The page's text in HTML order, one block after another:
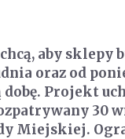
aby sklepy
oraz od
dobę. Projekt
30
Miejskiej.